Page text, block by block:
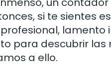
si te sientes
lamento
para descubrir
a ello.